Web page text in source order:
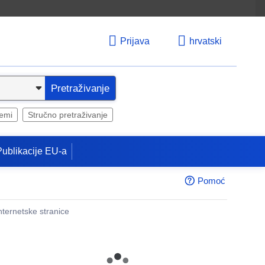
Prijava hrvatski
Pretraživanje
Stručno pretraživanje
EU-a
Pomoć
stranice